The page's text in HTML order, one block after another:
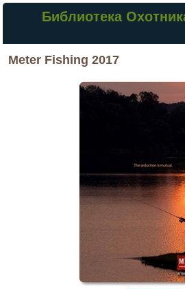
Библиотека
Meter Fishing 2017